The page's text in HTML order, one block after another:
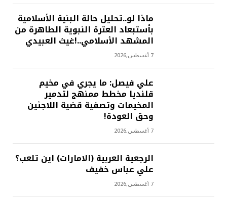
ماذا لو..تحليل حالة البنية الأسلامية
بأستبعاد العترة النبوية الطاهرة من
المشهد الأسلامي..!غيث العبيدي
7 أغسطس,2026
علي فيصل: ما يجري في مخيم
قلنديا مخطط ممنهج لتدمير
المخيمات وتصفية قضية اللاجئين
وحق العودة!
7 أغسطس,2026
الرجعية العربية (الامارات) اين تلعب؟
علي عباس خفيف
7 أغسطس,2026